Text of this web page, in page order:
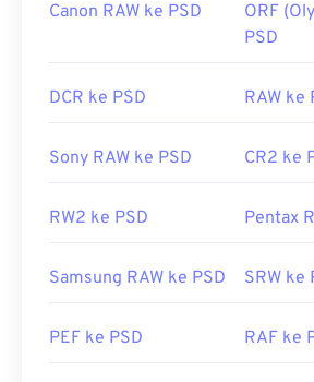
Canon RAW ke PSD
ORF
PSD
DCR ke PSD RAW ke
Sony RAW ke PSD CR2 ke
RW2 ke PSD Pentax
Samsung RAW ke PSD SRW ke
PEF ke PSD RAF ke